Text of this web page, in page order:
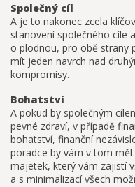
Společný cíl
A je to nakonec zcela
stanovení společného cíle
o plodnou, pro obě strany
mít jeden navrch nad
kompromisy.
Bohatství
A pokud by společným
pevné zdraví, v případě
bohatství, finanční
poradce by vám v tom
majetek, který vám zajistí
a s minimalizací všech